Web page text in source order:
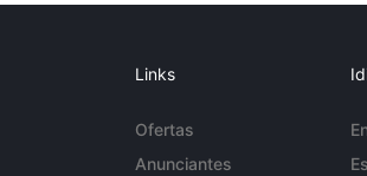
Links
Ofertas
Anunciantes